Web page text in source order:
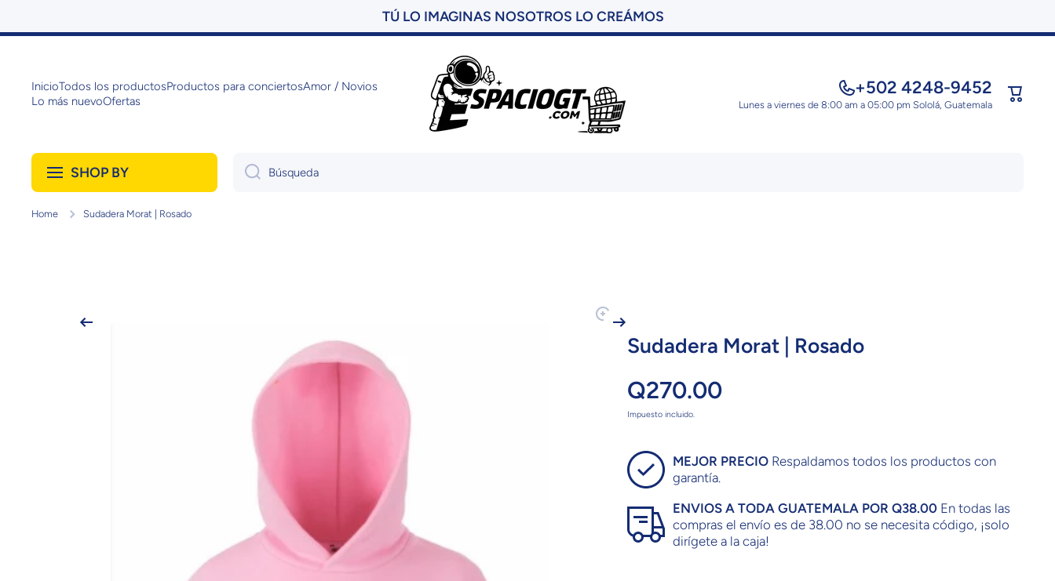
DESCUBRE LAS OFERTAS DEL MESAQUÍ
InicioTodos los productosProductos para conciertosAmor / Novios
Lo más nuevoOfertas
+502 4248-9452
Lunes a viernes de 8:00 am a 05:00 pm Sololá, Guatemala
Carrito
SHOP BY Búsqueda
Home Sudadera Morat | Rosado
Sudadera Morat | Rosado
Q270.00
Impuesto incluido.
MEJOR PRECIO Respaldamos todos los productos con
garantía.
ENVIOS A TODA GUATEMALA POR Q38.00 En todas las
compras el envío es de 38.00 no se necesita código, ¡solo
dirígete a la caja!